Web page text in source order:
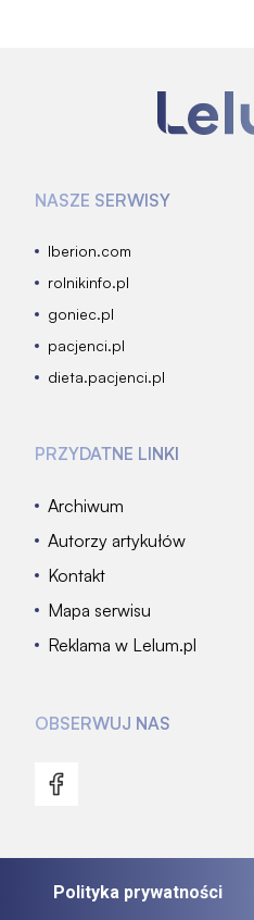
NASZE SERWISY
Iberion.com
rolnikinfo.pl
goniec.pl
pacjenci.pl
dieta.pacjenci.pl
PRZYDATNE LINKI
Archiwum
Autorzy artykułów
Kontakt
Mapa serwisu
Reklama w Lelum.pl
OBSERWUJ NAS
Polityka prywatności